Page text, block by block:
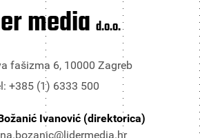
media d.o.o.
fašizma 6, 10000 Zagreb
+385 (1) 6333 500
Ivanović (direktorica)